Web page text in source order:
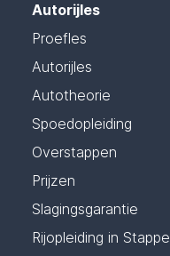
Autorijles
Proefles
Autorijles
Autotheorie
Spoedopleiding
Overstappen
Prijzen
Slagingsgarantie
Rijopleiding in